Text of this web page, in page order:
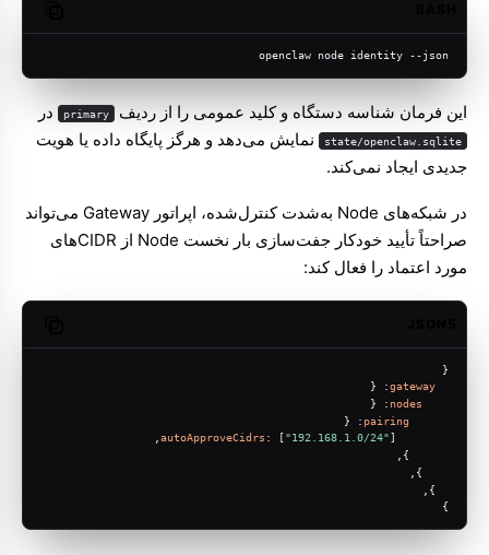
openclaw node identity --json
این فرمان شناسه دستگاه و کلید عمومی را از ردیف primary در
state/openclaw.sqlite نمایش می‌دهد و هرگز پایگاه داده یا هویت
جدیدی ایجاد نمی‌کند.
در شبکه‌های Node به‌شدت کنترل‌شده، اپراتور Gateway می‌تواند
صراحتاً تأیید خودکار جفت‌سازی بار نخست Node از CIDRهای
مورد اعتماد را فعال کند:
{
gateway
: {
nodes
: {
pairing
: {
autoApproveCidrs : ["192.168.1.0/24"],
}